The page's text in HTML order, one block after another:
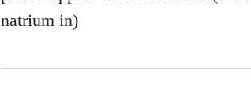
natrium in)